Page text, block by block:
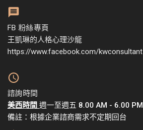
FB 粉絲專頁
王凱琳的人格心理沙龍
https://www.facebook.com/kwconsultant
諮詢時間
美西時間 週一至週五 8.00 AM - 6.00 PM
備註：根據企業諮商需求不定期回台